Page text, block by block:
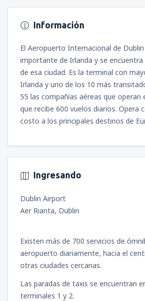
Información
El Aeropuerto Internacional de
importante de Irlanda y se
de esa ciudad. Es la terminal con
Irlanda y uno de los 10 más
55 las compañías aéreas que operan
que recibe 600 vuelos diarios. Opera
costo a los principales destinos de
Ingresando
Dublin Airport
Aer Rianta, Dublin
Existen más de 700 servicios de
aeropuerto diariamente, hacia el
otras ciudades cercanas.
Las paradas de taxis se encuentran
terminales 1 y 2.